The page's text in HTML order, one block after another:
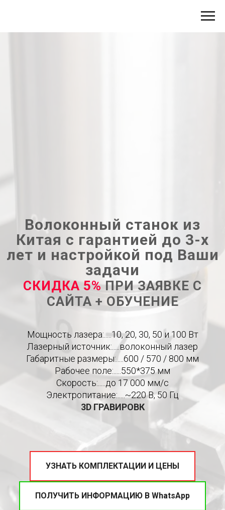
Волоконный станок из
Китая с гарантией до 3-х
лет и настройкой под Ваши
задачи
СКИДКА 5% ПРИ ЗАЯВКЕ С
САЙТА + ОБУЧЕНИЕ
Мощность лазера:.....10, 20, 30, 50 и 100 Вт
Лазерный источник:.....волоконный лазер
Габаритные размеры:.....600 / 570 / 800 мм
Рабочее поле:.....550*375 мм
Скорость:.....до 17 000 мм/c
Электропитание:.....~220 В, 50 Гц
3D ГРАВИРОВК
УЗНАТЬ КОМПЛЕКТАЦИИ И ЦЕНЫ
ПОЛУЧИТЬ ИНФОРМАЦИЮ В WhatsApp